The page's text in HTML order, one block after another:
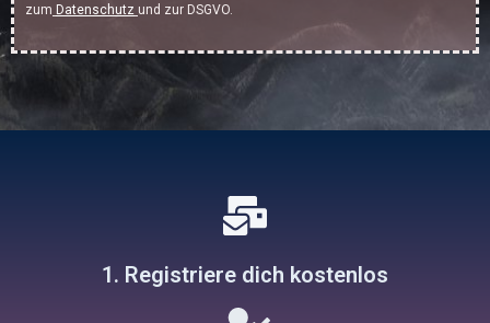
zum Datenschutz und zur DSGVO.
1. Registriere dich kostenlos